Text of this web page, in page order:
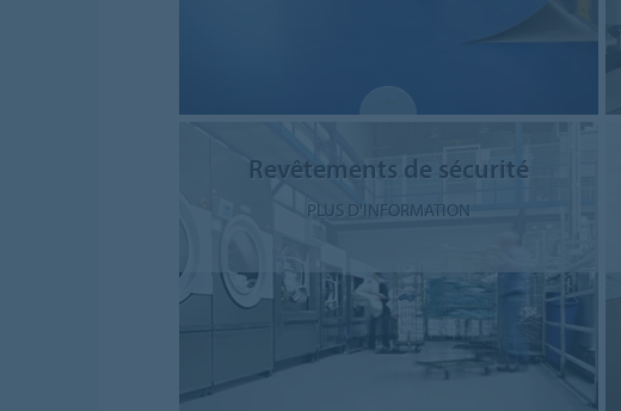
Revêtements de sécurité
PLUS D'INFORMATION